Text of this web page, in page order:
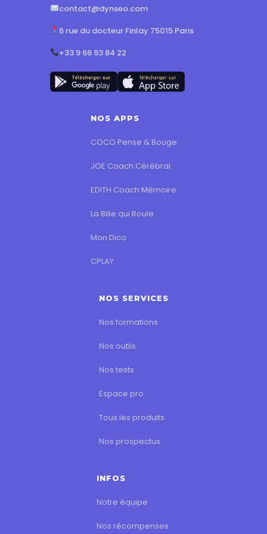
contact@dynseo.com
6 rue du docteur Finlay 75015 Paris
+33 9 66 93 84 22
NOS APPS
COCO Pense & Bouge
JOE Coach Cérébral
EDITH Coach Mémoire
La Bille qui Roule
Mon Dico
CPLAY
NOS SERVICES
Nos formations
Nos outils
Nos tests
Espace pro
Tous les produits
Nos prospectus
INFOS
Notre équipe
Nos récompenses